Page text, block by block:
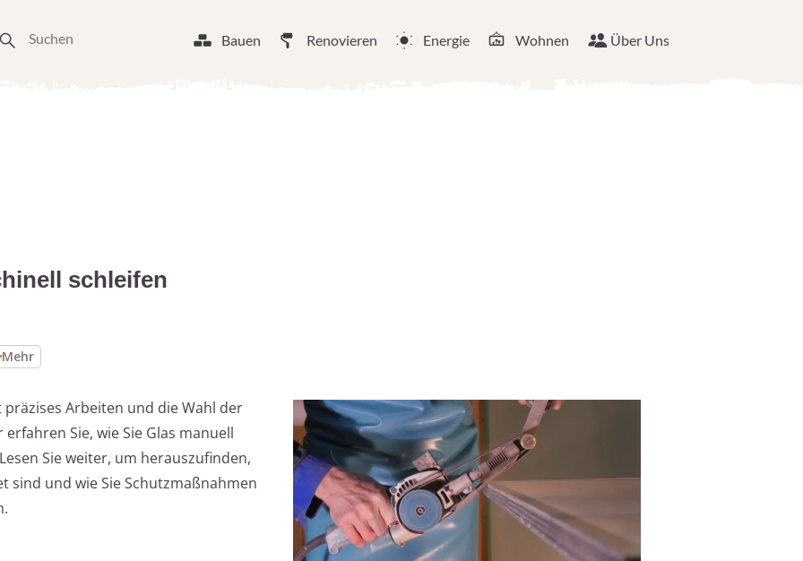
Bauen Renovieren Energie Wohnen Über Uns
schleifen
Mehr
Arbeiten und die Wahl der
Sie, wie Sie Glas manuell
Sie weiter, um herauszufinden,
sind und wie Sie Schutzmaßnahmen